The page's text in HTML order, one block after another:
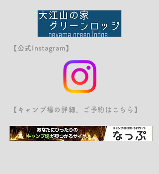
【公式Instagram】
【キャンプ場の詳細、ご予約はこちら】